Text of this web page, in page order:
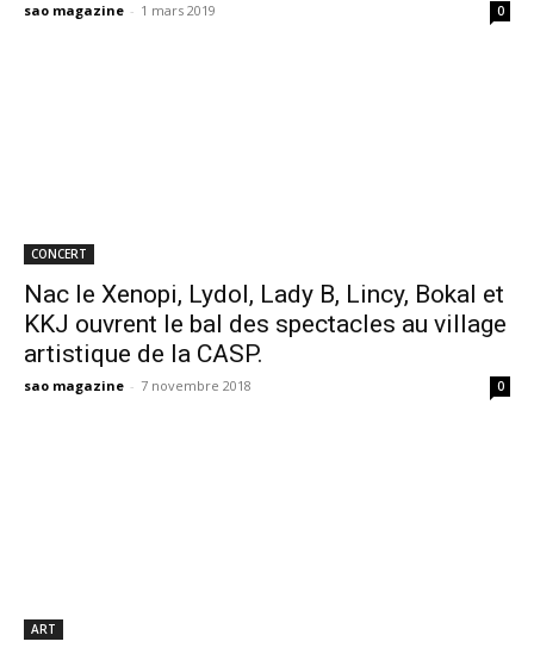
sao magazine - 1 mars 2019 0
CONCERT
Nac le Xenopi, Lydol, Lady B, Lincy, Bokal et
KKJ ouvrent le bal des spectacles au village
artistique de la CASP.
sao magazine - 7 novembre 2018 0
ART